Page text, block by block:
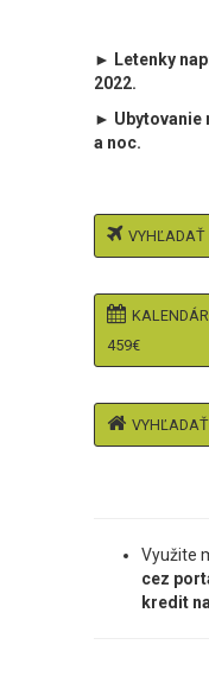
► Letenky
2022.
► Ubytovanie
a noc.
VYHĽADAŤ
459€
Využite
cez
kredit